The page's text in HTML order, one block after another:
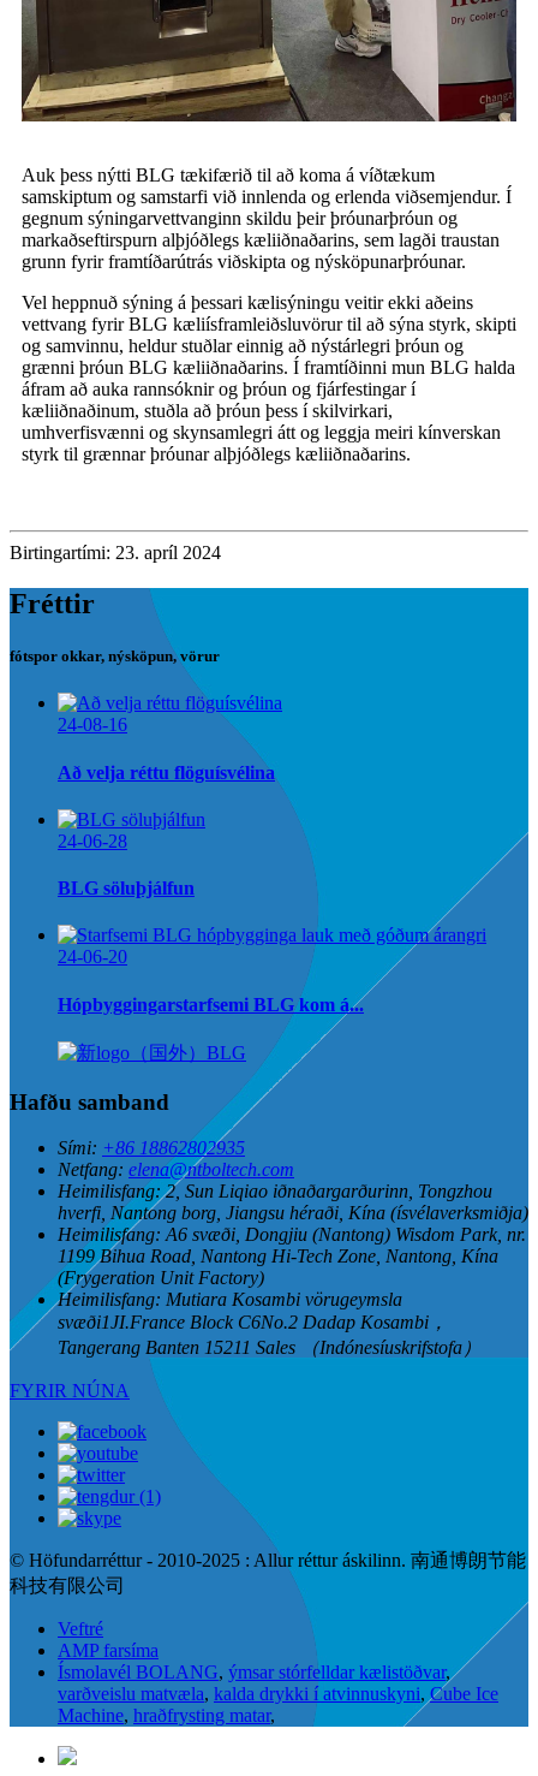
Auk þess nýtti BLG tækifærið til að koma á víðtækum
samskiptum og samstarfi við innlenda og erlenda viðsemjendur. Í
gegnum sýningarvettvanginn skildu þeir þróunarþróun og
markaðseftirspurn alþjóðlegs kæliiðnaðarins, sem lagði traustan
grunn fyrir framtíðarútrás viðskipta og nýsköpunarþróunar.
Vel heppnuð sýning á þessari kælisýningu veitir ekki aðeins
vettvang fyrir BLG kæliísframleiðsluvörur til að sýna styrk, skipti
og samvinnu, heldur stuðlar einnig að nýstárlegri þróun og
grænni þróun BLG kæliiðnaðarins. Í framtíðinni mun BLG halda
áfram að auka rannsóknir og þróun og fjárfestingar í
kæliiðnaðinum, stuðla að þróun þess í skilvirkari,
umhverfisvænni og skynsamlegri átt og leggja meiri kínverskan
styrk til grænnar þróunar alþjóðlegs kæliiðnaðarins.
Birtingartími: 23. apríl 2024
Fréttir
fótspor okkar, nýsköpun, vörur
24-08-16
Að velja réttu flöguísvélina
24-06-28
BLG söluþjálfun
24-06-20
Hópbyggingarstarfsemi BLG kom á...
Hafðu samband
Sími: +86 18862802935
Netfang: elena@ntboltech.com
Heimilisfang: 2, Sun Liqiao iðnaðargarðurinn, Tongzhou
hverfi, Nantong borg, Jiangsu héraði, Kína (ísvélaverksmiðja)
Heimilisfang: A6 svæði, Dongjiu (Nantong) Wisdom Park, nr.
1199 Bihua Road, Nantong Hi-Tech Zone, Nantong, Kína
(Frygeration Unit Factory)
Heimilisfang: Mutiara Kosambi vörugeymsla
svæði1JI.France Block C6No.2 Dadap Kosambi，
Tangerang Banten 15211 Sales （Indónesíuskrifstofa）
FYRIR NÚNA
© Höfundarréttur - 2010-2025 : Allur réttur áskilinn. 南通博朗节能
科技有限公司
Veftré
AMP farsíma
Ísmolavél BOLANG, ýmsar stórfelldar kælistöðvar,
varðveislu matvæla, kalda drykki í atvinnuskyni, Cube Ice
Machine, hraðfrysting matar,